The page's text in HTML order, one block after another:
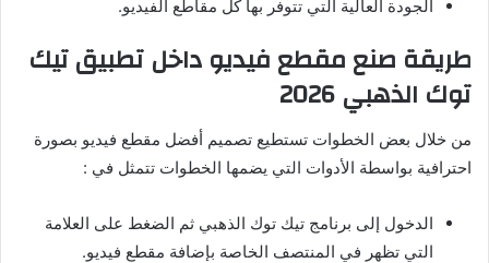
الجودة العالية التي تتوفر بها كل مقاطع الفيديو.
طريقة صنعمقطعفيديوداخلتطبيقتيك
توك الذهبي 2026
من خلال بعض الخطوات تستطيع تصميم أفضل مقطع فيديو بصورة
احترافية بواسطة الأدوات التي يضمها الخطوات تتمثل في :
الدخول إلى برنامج تيك توك الذهبي ثم الضغط على العلامة
التي تظهر في المنتصف الخاصة بإضافة مقطع فيديو.